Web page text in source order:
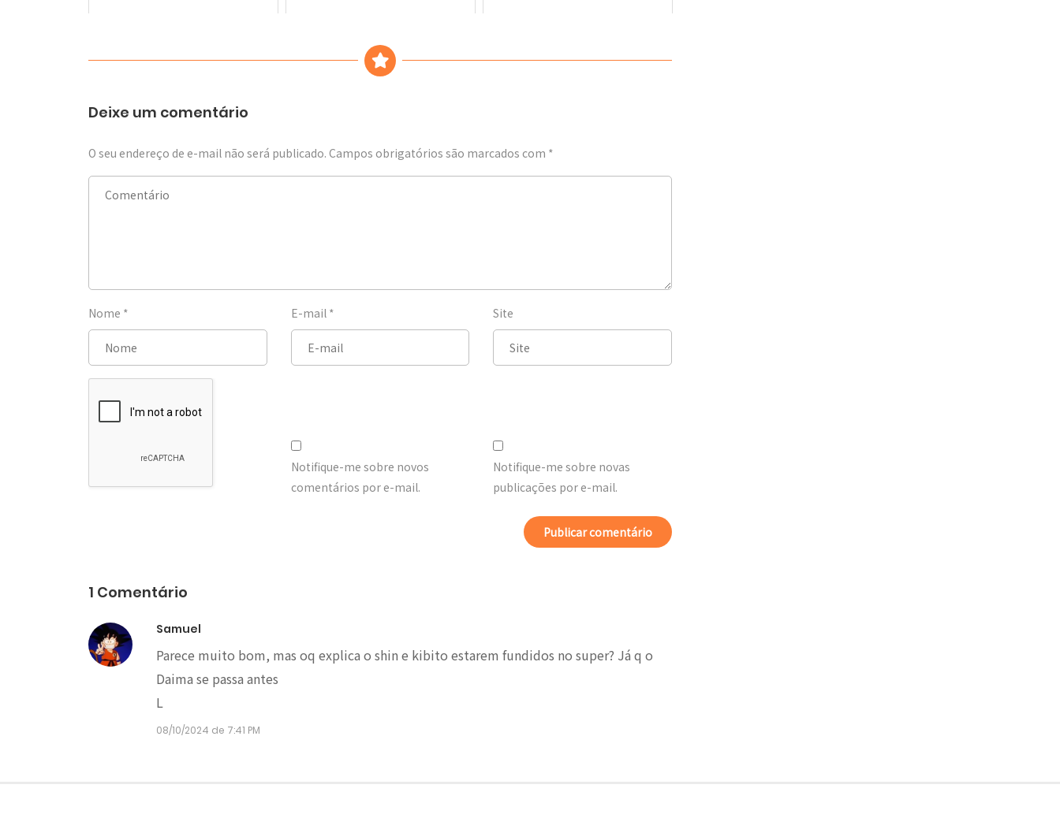
Deixe um comentário
O seu endereço de e-mail não será publicado. Campos obrigatórios são marcados com *
Nome * E-mail * Site
Notifique-me sobre novos
comentários por e-mail.
Notifique-me sobre novas
publicações por e-mail.
1 Comentário
Samuel
Parece muito bom, mas oq explica o shin e kibito estarem fundidos no super? Já q o
Daima se passa antes
L
08/10/2024 de 7:41 PM